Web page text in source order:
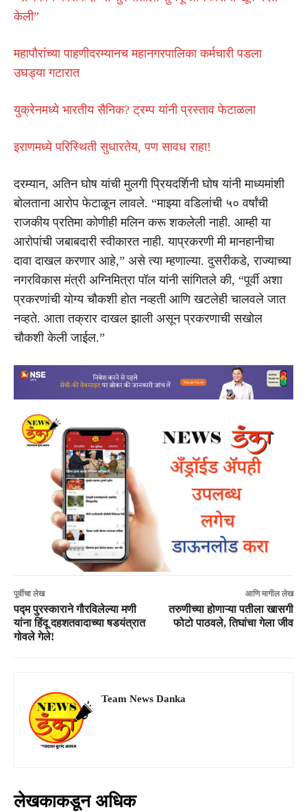
केली”
महापौरांच्या पाहणीदरम्यानच महानगरपालिका कर्मचारी पडला
उघड्या गटारात
युक्रेनमध्ये भारतीय सैनिक? ट्रम्प यांनी प्रस्ताव फेटाळला
इराणमध्ये परिस्थिती सुधारतेय, पण सावध राहा!
दरम्यान, अतिन घोष यांची मुलगी प्रियदर्शिनी घोष यांनी माध्यमांशी
बोलताना आरोप फेटाळून लावले. “माझ्या वडिलांची ५० वर्षांची
राजकीय प्रतिमा कोणीही मलिन करू शकलेली नाही. आम्ही या
आरोपांची जबाबदारी स्वीकारत नाही. याप्रकरणी मी मानहानीचा
दावा दाखल करणार आहे,” असे त्या म्हणाल्या. दुसरीकडे, राज्याच्या
नगरविकास मंत्री अग्निमित्रा पॉल यांनी सांगितले की, “पूर्वी अशा
प्रकरणांची योग्य चौकशी होत नव्हती आणि खटलेही चालवले जात
नव्हते. आता तक्रार दाखल झाली असून प्रकरणाची सखोल
चौकशी केली जाईल.”
पूर्वीचा लेख
पद्म पुरस्काराने गौरविलेल्या मणी
यांना हिंदू दहशतवादाच्या षडयंत्रात
गोवले गेले!
आणि मागील लेख
तरुणीच्या होणाऱ्या पतीला खासगी
फोटो पाठवले, तिघांचा गेला जीव
Team News Danka
लेखकाकडून अधिक